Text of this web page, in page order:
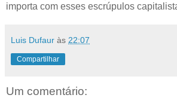
importa com esses escrúpulos
Luis Dufaur às 22:07
Compartilhar
Um comentário: